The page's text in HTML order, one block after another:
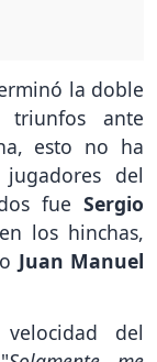
la doble
ante
esto no ha
del
fue Sergio
los hinchas,
Juan Manuel
del